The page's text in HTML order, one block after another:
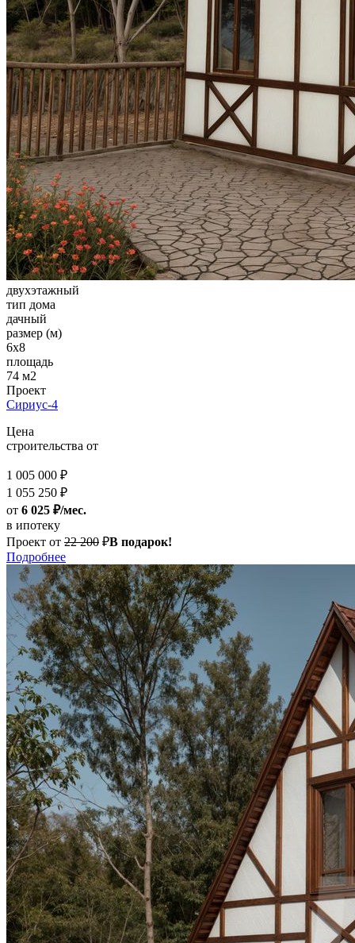
двухэтажный
тип дома
дачный
размер (м)
6х8
площадь
74 м2
Проект
Сириус-4
Цена
строительства от
1 005 000 ₽
1 055 250 ₽
от 6 025 ₽/мес.
в ипотеку
Проект от 22 200 ₽В подарок!
Подробнее